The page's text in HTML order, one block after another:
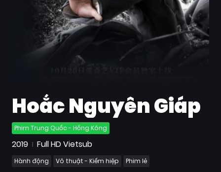
Hoắc Nguyên Giáp
Phim Trung Quốc - Hồng Kông
2019 Full HD Vietsub
Hành động Võ thuật - Kiếm hiệp Phim lẻ